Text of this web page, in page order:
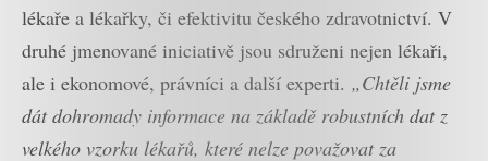
lékaře a lékařky, či efektivitu českého zdravotnictví. V
druhé jmenované iniciativě jsou sdruženi nejen lékaři,
ale i ekonomové, právníci a další experti. „Chtěli jsme
dát dohromady informace na základě robustních dat z
velkého vzorku lékařů, které nelze považovat za